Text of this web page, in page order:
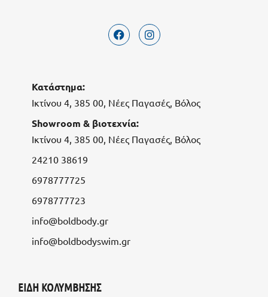
Κατάστημα:
Ικτίνου 4, 385 00, Νέες Παγασές, Βόλος
Showroom & βιοτεχνία:
Ικτίνου 4, 385 00, Νέες Παγασές, Βόλος
24210 38619
6978777725
6978777723
info@boldbody.gr
info@boldbodyswim.gr
ΕΙΔΗ ΚΟΛΥΜΒΗΣΗΣ